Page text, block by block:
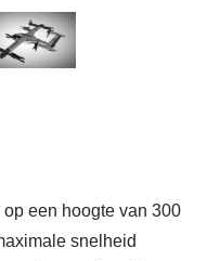
een hoogte van 300
snelheid